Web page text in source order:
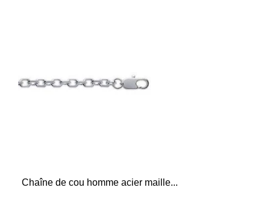
Chaîne de cou homme acier maille...